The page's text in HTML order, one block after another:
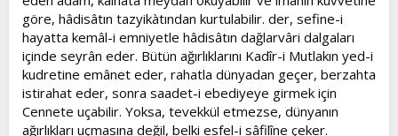
göre, hâdisâtın tazyikàtından kurtulabilir. der, sefine-i
hayatta kemâl-i emniyetle hâdisâtın dağlarvâri dalgaları
içinde seyrân eder. Bütün ağırlıklarını Kadîr-i Mutlakın yed-i
kudretine emânet eder, rahatla dünyadan geçer, berzahta
istirahat eder, sonra saadet-i ebediyeye girmek için
Cennete uçabilir. Yoksa, tevekkül etmezse, dünyanın
ağırlıkları uçmasına değil, belki esfel-i sâfilîne çeker.